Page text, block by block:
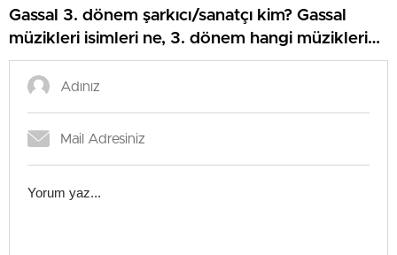
Gassal 3. dönem şarkıcı/sanatçı kim? Gassal
müzikleri isimleri ne, 3. dönem hangi müzikleri
söyledi?